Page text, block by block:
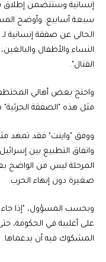
إنسانية وستتضمن إطلاق
سبعة أسابيع. وأوضح
الحالي عن صفقة إنسانية
النساء والأطفال
القتال".
واحتج بعض أهالي
مثل هذه "الصفقة
ووفق "واينت" فقد تمهد
واتفاق التطبيع بين
المرحلة ليس من الواضح
صغيرة دون إنهاء الحرب.
وبحسب المسؤول، "إذا
على أغلبية في الحكومة،
المشكوك فيه أن يدعماها.